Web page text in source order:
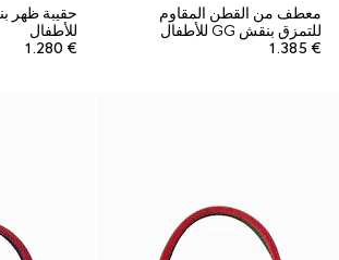
معطف من القطن المقاوم
للتمزق بنقش GG للأطفال
€ 1.385
للأطفال
€ 1.280